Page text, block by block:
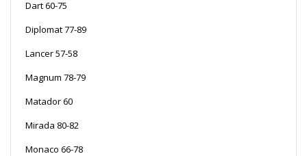
Dart 60-75
Diplomat 77-89
Lancer 57-58
Magnum 78-79
Matador 60
Mirada 80-82
Monaco 66-78